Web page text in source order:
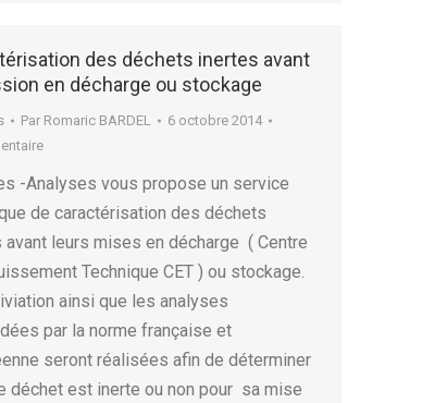
des déchets inertes avant
en décharge ou stockage
Par Romaric BARDEL
6 octobre 2014
-Analyses vous propose un service
de caractérisation des déchets
avant leurs mises en décharge ( Centre
Technique CET ) ou stockage.
ainsi que les analyses
par la norme française et
seront réalisées afin de déterminer
déchet est inerte ou non pour sa mise